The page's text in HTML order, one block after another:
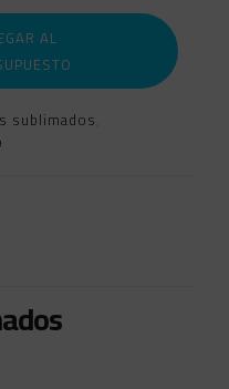
AL
sublimados